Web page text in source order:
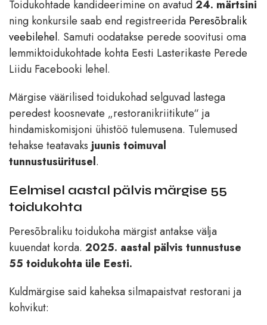
Toidukohtade kandideerimine on avatud24. märtsini
ning konkursile saab end registreerida Peresõbralik
veebilehel. Samuti oodatakse perede soovitusi oma
lemmiktoidukohtade kohta Eesti Lasterikaste Perede
Liidu Facebooki lehel.
Märgise väärilised toidukohad selguvad lastega
peredest koosnevate „restoranikriitikute“ ja
hindamiskomisjoni ühistöö tulemusena. Tulemused
tehakse teatavaks juunis toimuval
tunnustusüritusel.
Eelmisel aastal pälvis märgise 55
toidukohta
Peresõbraliku toidukoha märgist antakse välja
kuuendat korda. 2025. aastal pälvis tunnustuse
55 toidukohta üle Eesti.
Kuldmärgise said kaheksa silmapaistvat restorani ja
kohvikut: